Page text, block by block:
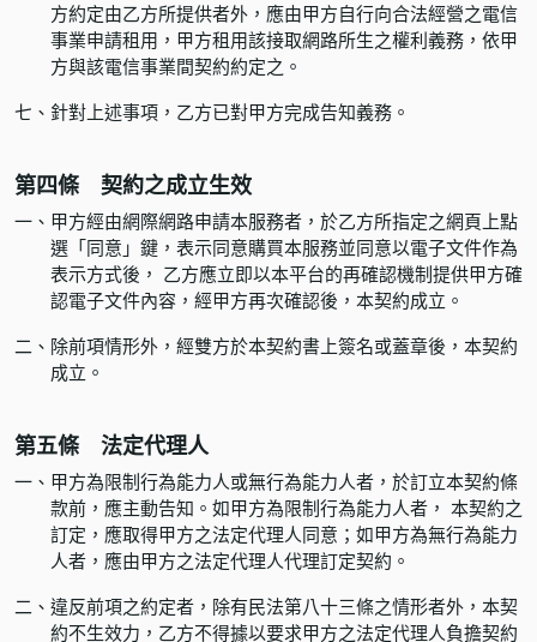
方約定由乙方所提供者外，應由甲方自行向合法經營之電信
事業申請租用，甲方租用該接取網路所生之權利義務，依甲
方與該電信事業間契約約定之。
七、 針對上述事項，乙方已對甲方完成告知義務。
第四條 契約之成立生效
一、 甲方經由網際網路申請本服務者，於乙方所指定之網頁上點
選「同意」鍵，表示同意購買本服務並同意以電子文件作為
表示方式後， 乙方應立即以本平台的再確認機制提供甲方確
認電子文件內容，經甲方再次確認後，本契約成立。
二、 除前項情形外，經雙方於本契約書上簽名或蓋章後，本契約
成立。
第五條 法定代理人
一、 甲方為限制行為能力人或無行為能力人者，於訂立本契約條
款前，應主動告知。如甲方為限制行為能力人者， 本契約之
訂定，應取得甲方之法定代理人同意；如甲方為無行為能力
人者，應由甲方之法定代理人代理訂定契約。
二、 違反前項之約定者，除有民法第八十三條之情形者外，本契
約不生效力，乙方不得據以要求甲方之法定代理人負擔契約